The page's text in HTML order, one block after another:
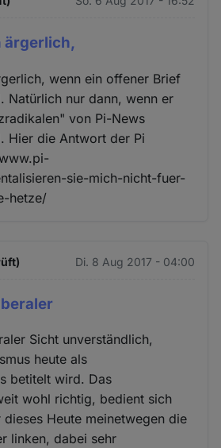
ärgerlich,
wenn ein offener Brief
Natürlich nur dann, wenn er
von Pi-News
Hier die Antwort der Pi
sie-mich-nicht-fuer-
hetze/
Di. 8 Aug 2017 - 04:00
Sicht unverständlich,
heute als
betitelt wird. Das
wohl richtig, bedient sich
dieses Heute meinetwegen die
linken, dabei sehr